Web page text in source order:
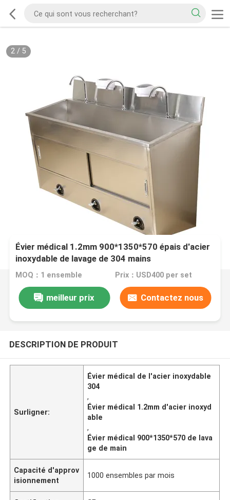
2/ 5
Évier médical 1.2mm 900*1350*570 épais d'acier
inoxydable de lavage de 304 mains
MOQ：1 ensemble Prix：USD400 per set
meilleur prix Contactez nous
DESCRIPTION DE PRODUIT
Surligner:
Évier médical de l'acier inoxydable
304
,
Évier médical 1.2mm d'acier inoxyd
able
,
Évier médical 900*1350*570 de lava
ge de main
Capacité d'approv
isionnement
1000 ensembles par mois